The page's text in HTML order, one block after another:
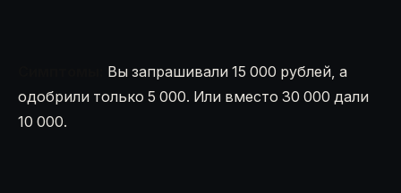
Вы запрашивали 15 000 рублей, а
одобрили только 5 000. Или вместо 30 000 дали
10 000.